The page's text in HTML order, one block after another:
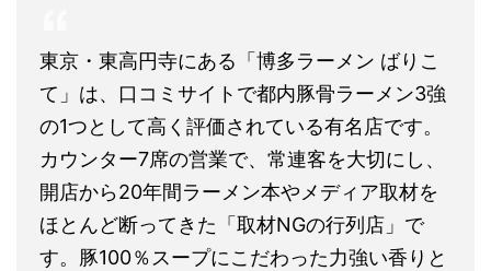
東京・東高円寺にある「博多ラーメン ばりこ
て」は、口コミサイトで都内豚骨ラーメン3強
の1つとして高く評価されている有名店です。
カウンター7席の営業で、常連客を大切にし、
開店から20年間ラーメン本やメディア取材を
ほとんど断ってきた「取材NGの行列店」で
す。豚100％スープにこだわった力強い香りと